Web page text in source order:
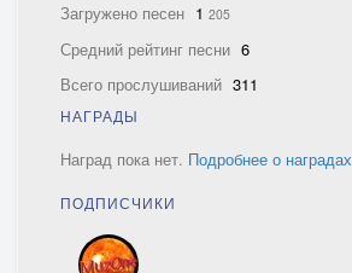
Загружено песен 1 205
Средний рейтинг песни 6
Всего прослушиваний 311
НАГРАДЫ
Наград пока нет. Подробнее о наградах
ПОДПИСЧИКИ